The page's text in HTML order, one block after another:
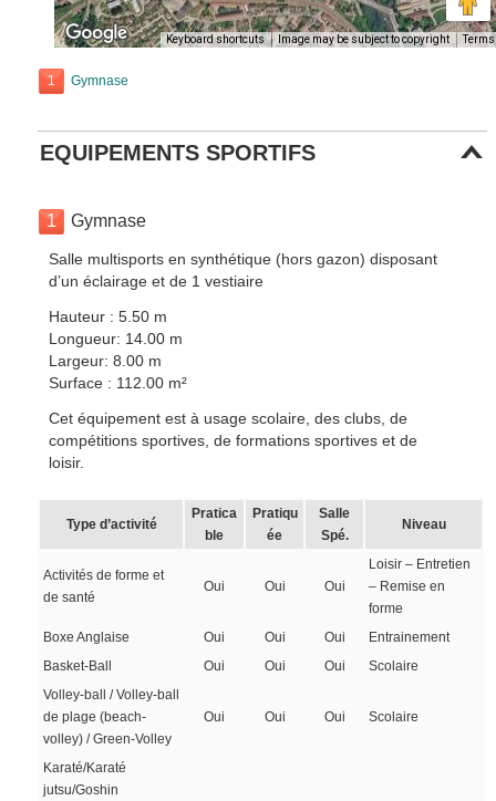
Keyboard shortcuts Image may be subject to copyright Terms
1 Gymnase
EQUIPEMENTS SPORTIFS
1 Gymnase
Salle multisports en synthétique (hors gazon) disposant
d’un éclairage et de 1 vestiaire
Hauteur : 5.50 m
Longueur: 14.00 m
Largeur: 8.00 m
Surface : 112.00 m²
Cet équipement est à usage scolaire, des clubs, de
compétitions sportives, de formations sportives et de
loisir.
Type d’activité
Pratica
ble
Pratiqu
ée
Salle
Spé.
Niveau
Activités de forme et
de santé
Oui Oui Oui
Loisir – Entretien
– Remise en
forme
Boxe Anglaise
Oui Oui Oui
Entrainement
Basket-Ball
Oui Oui Oui
Scolaire
Volley-ball / Volley-ball
de plage (beach-
volley) / Green-Volley
Oui Oui Oui Scolaire
Karaté/Karaté
jutsu/Goshin